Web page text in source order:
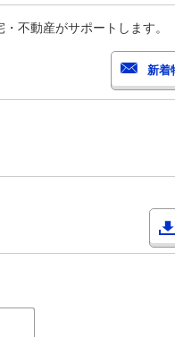
不動産がサポートします。